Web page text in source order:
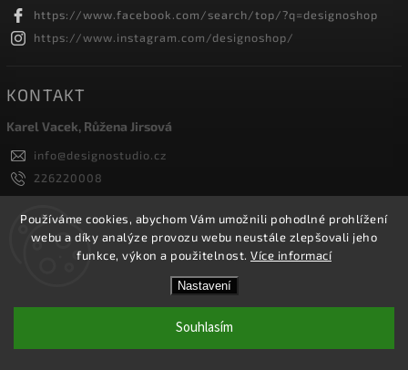
Používáme cookies, abychom Vám umožnili pohodlné prohlížení
webu a díky analýze provozu webu neustále zlepšovali jeho
funkce, výkon a použitelnost. Více informací
Nastavení
Souhlasím
https://www.facebook.com/search/top/?q=designoshop
https://www.instagram.com/designoshop/
KONTAKT
Karel Vacek, Růžena Jirsová
info@designostudio.cz
226220008
605334326, 732232010
Designoshop
designoshop
Designoshop. Všechna práva vyhrazena.